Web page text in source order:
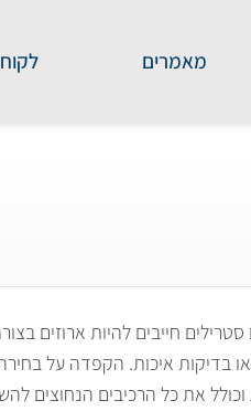
מאמרים
חייבים להיות ארוזים
בדיקות איכות. הקפדה על
את כל הרכיבים הנחוצים